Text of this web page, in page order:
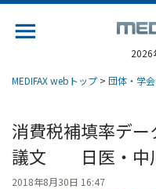
2026
MEDIFAX webトップ > 団体・学会
消費税補填率デ
議文 日医・中
2018年8月30日 16:47